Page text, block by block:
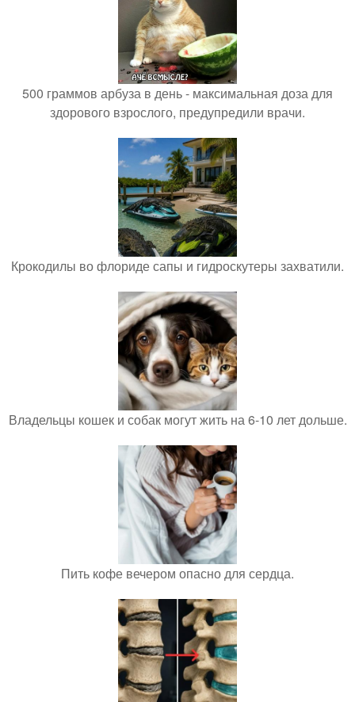
500 граммов арбуза в день - максимальная доза для
здорового взрослого, предупредили врачи.
Крокодилы во флориде сапы и гидроскутеры захватили.
Владельцы кошек и собак могут жить на 6-10 лет дольше.
Пить кофе вечером опасно для сердца.